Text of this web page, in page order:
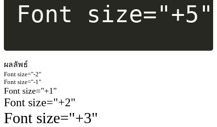
Font size="+5"
ผลลัพธ์
Font size="-2"
Font size="-1"
Font size="+1"
Font size="+2"
Font size="+3"